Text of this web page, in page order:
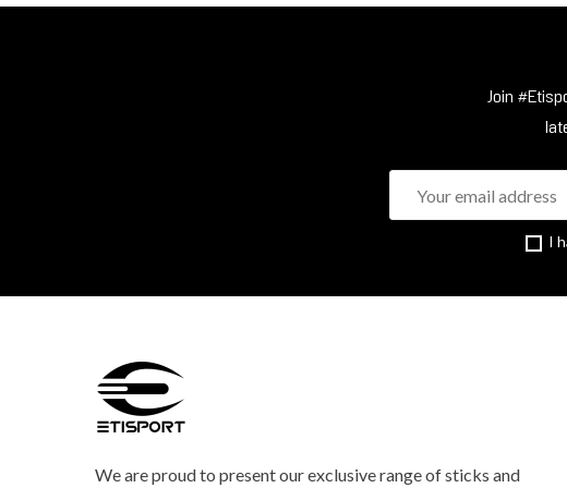
Join
I
We are proud to present our exclusive range of sticks and